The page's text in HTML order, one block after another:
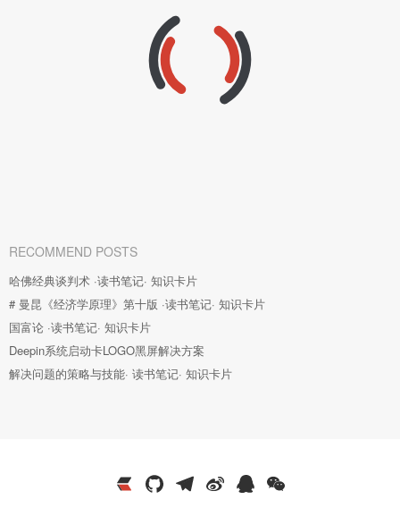
RECOMMEND POSTS
哈佛经典谈判术 ·读书笔记· 知识卡片
# 曼昆《经济学原理》第十版 ·读书笔记· 知识卡片
国富论 ·读书笔记· 知识卡片
Deepin系统启动卡LOGO黑屏解决方案
解决问题的策略与技能· 读书笔记· 知识卡片